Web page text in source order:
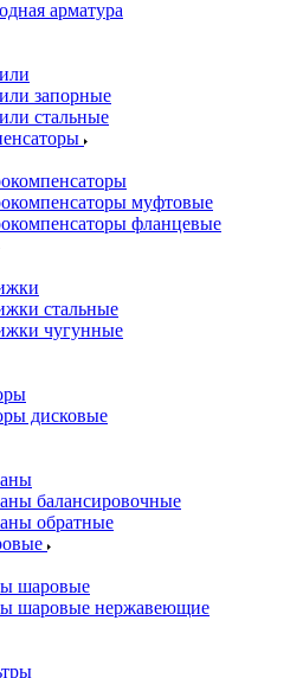
арматура
запорные
стальные
муфтовые
фланцевые
стальные
чугунные
дисковые
балансировочные
обратные
шаровые
шаровые нержавеющие